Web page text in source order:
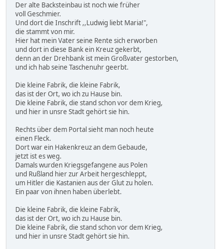
Der alte Backsteinbau ist noch wie früher
voll Geschmier.
Und dort die Inschrift ,,Ludwig liebt Maria!",
die stammt von mir.
Hier hat mein Vater seine Rente sich erworben
und dort in diese Bank ein Kreuz gekerbt,
denn an der Drehbank ist mein Großvater gestorben,
und ich hab seine Taschenuhr geerbt.
Die kleine Fabrik, die kleine Fabrik,
das ist der Ort, wo ich zu Hause bin.
Die kleine Fabrik, die stand schon vor dem Krieg,
und hier in unsre Stadt gehört sie hin.
Rechts über dem Portal sieht man noch heute
einen Fleck.
Dort war ein Hakenkreuz an dem Gebaude,
jetzt ist es weg.
Damals wurden Kriegsgefangene aus Polen
und Rußland hier zur Arbeit hergeschleppt,
um Hitler die Kastanien aus der Glut zu holen.
Ein paar von ihnen haben überlebt.
Die kleine Fabrik, die kleine Fabrik,
das ist der Ort, wo ich zu Hause bin.
Die kleine Fabrik, die stand schon vor dem Krieg,
und hier in unsre Stadt gehört sie hin.